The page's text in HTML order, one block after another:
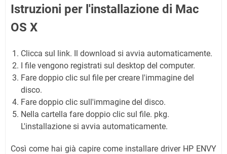
Istruzioni per l'installazione di Mac
OS X
Clicca sul link. Il download si avvia automaticamente.
I file vengono registrati sul desktop del computer.
Fare doppio clic sul file per creare l'immagine del
disco.
Fare doppio clic sull'immagine del disco.
Nella cartella fare doppio clic sul file. pkg.
L'installazione si avvia automaticamente.
Così come hai già capire come installare driver HP ENVY